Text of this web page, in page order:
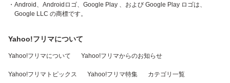
・Android、Androidロゴ、Google Play 、および Google Play ロゴは、
Google LLC の商標です。
Yahoo!フリマについて
Yahoo!フリマについて Yahoo!フリマからのお知らせ
Yahoo!フリマトピックス Yahoo!フリマ特集 カテゴリ一覧